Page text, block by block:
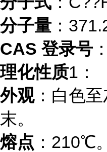
分子量 ：
CAS 登录号
理化性质1 ：
外观：白色
末。
熔点 ：210℃。